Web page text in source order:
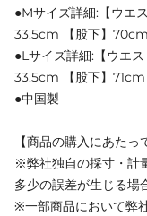
●Mサイズ詳細:【ウエ
33.5cm 【股下】
●Lサイズ詳細:【ウエ
33.5cm 【股下】
●中国製
【商品の購入にあたっ
※弊社独自の採寸・計
多少の誤差が生じる場
※一部商品において弊